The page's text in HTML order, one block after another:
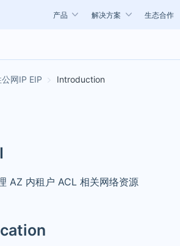
产品 解决方案 生态合作
网IP EIP Introduction
AZ 内租户 ACL 相关网络资源